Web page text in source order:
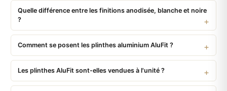
Quelle différence entre les finitions anodisée, blanche et noire
?
Comment se posent les plinthes aluminium AluFit ?
Les plinthes AluFit sont-elles vendues à l'unité ?